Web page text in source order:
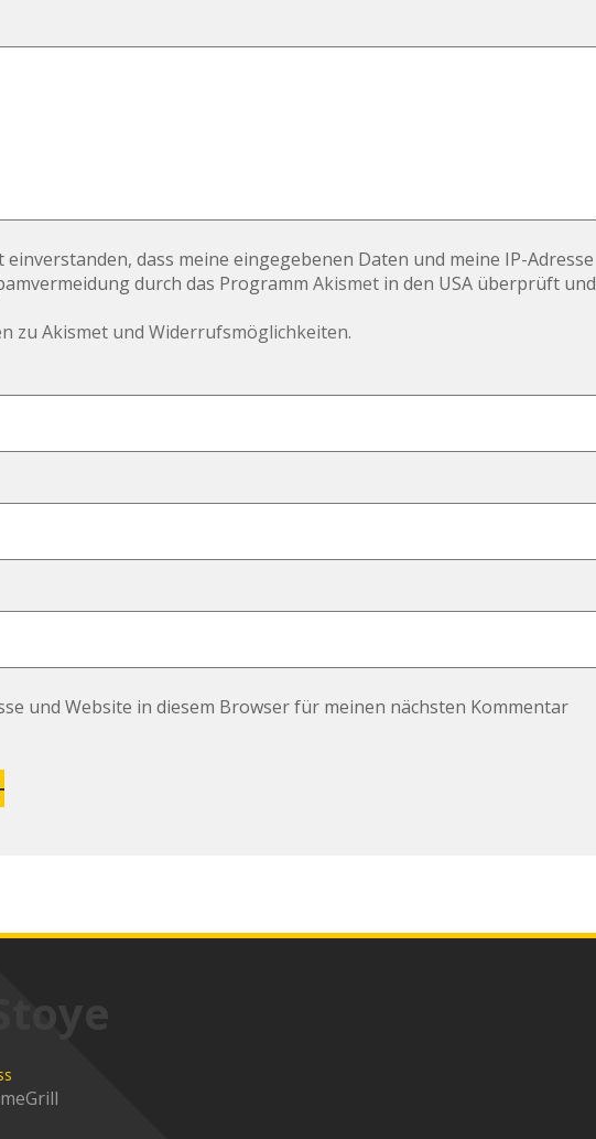
einverstanden, dass meine eingegebenen Daten und meine IP-Adresse
durch das Programm Akismet in den USA überprüft und
zu Akismet und Widerrufsmöglichkeiten.
und Website in diesem Browser für meinen nächsten Kommentar